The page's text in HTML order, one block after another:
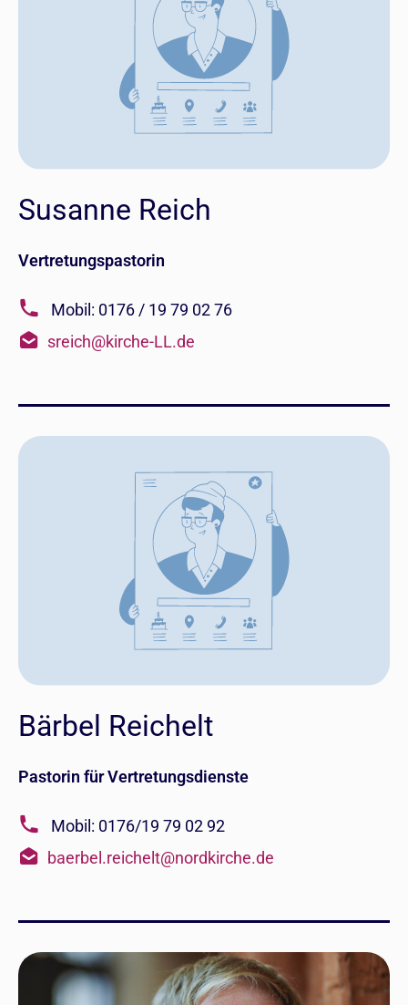
Susanne Reich
Vertretungspastorin
Mobil: 0176 / 19 79 02 76
sreich@kirche-LL.de
Bärbel Reichelt
Pastorin für Vertretungsdienste
Mobil: 0176/19 79 02 92
baerbel.reichelt@nordkirche.de